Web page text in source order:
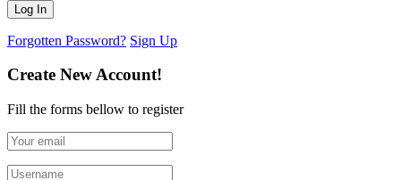
Forgotten Password? Sign Up
Create New Account!
Fill the forms bellow to register